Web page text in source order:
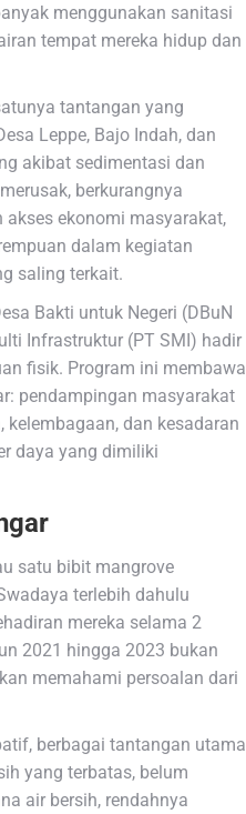
menggunakan sanitasi
tempat mereka hidup dan
tantangan yang
Leppe, Bajo Indah, dan
akibat sedimentasi dan
berkurangnya
ekonomi masyarakat,
dalam kegiatan
saling terkait.
Bakti untuk Negeri (DBuN
Infrastruktur (PT SMI) hadir
fisik. Program ini membawa
pendampingan masyarakat
dan kesadaran
daya yang dimiliki
satu bibit mangrove
terlebih dahulu
mereka selama 2
2021 hingga 2023 bukan
memahami persoalan dari
berbagai tantangan utama
yang terbatas, belum
air bersih, rendahnya